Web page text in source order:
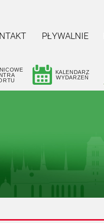
PŁYWALNIE
KALENDARZ
WYDARZEŃ